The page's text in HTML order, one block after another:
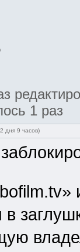
1 раз
2 дня 9 часов)
в